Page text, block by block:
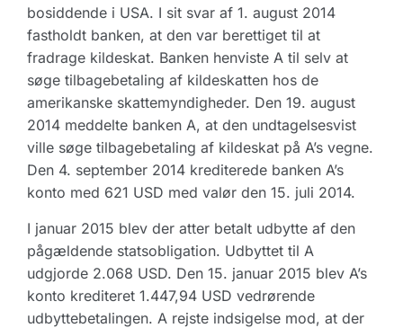
bosiddende i USA. I sit svar af 1. august 2014
fastholdt banken, at den var berettiget til at
fradrage kildeskat. Banken henviste A til selv at
søge tilbagebetaling af kildeskatten hos de
amerikanske skattemyndigheder. Den 19. august
2014 meddelte banken A, at den undtagelsesvist
ville søge tilbagebetaling af kildeskat på A’s vegne.
Den 4. september 2014 krediterede banken A’s
konto med 621 USD med valør den 15. juli 2014.
I januar 2015 blev der atter betalt udbytte af den
pågældende statsobligation. Udbyttet til A
udgjorde 2.068 USD. Den 15. januar 2015 blev A’s
konto krediteret 1.447,94 USD vedrørende
udbyttebetalingen. A rejste indsigelse mod, at der